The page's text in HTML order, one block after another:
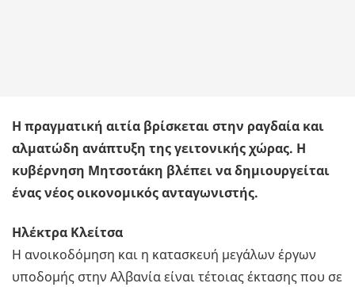
Η πραγματική αιτία βρίσκεται στην ραγδαία και
αλματώδη ανάπτυξη της γειτονικής χώρας. Η
κυβέρνηση Μητσοτάκη βλέπει να δημιουργείται
ένας νέος οικονομικός ανταγωνιστής.
Ηλέκτρα Κλείτσα
Η ανοικοδόμηση και η κατασκευή μεγάλων έργων
υποδομής στην Αλβανία είναι τέτοιας έκτασης που σε